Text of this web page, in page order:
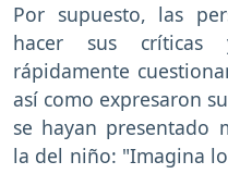
Por supuesto, las
hacer sus
rápidamente
así como expresaron
se hayan presentado
la del niño: "Imagina